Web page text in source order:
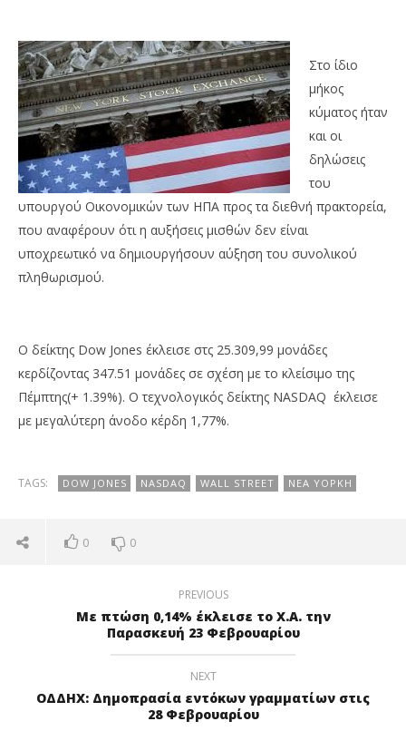
Online
Στο ίδιο
μήκος
κύματος ήταν
και οι
δηλώσεις
του
υπουργού Οικονομικών των ΗΠΑ προς τα διεθνή πρακτορεία,
που αναφέρουν ότι η αυξήσεις μισθών δεν είναι
υποχρεωτικό να δημιουργήσουν αύξηση του συνολικού
πληθωρισμού.
Ο δείκτης Dow Jones έκλεισε στς 25.309,99 μονάδες
κερδίζοντας 347.51 μονάδες σε σχέση με το κλείσιμο της
Πέμπτης(+ 1.39%). Ο τεχνολογικός δείκτης NASDAQ έκλεισε
με μεγαλύτερη άνοδο κέρδη 1,77%.
TAGS: DOW JONES NASDAQ WALL STREET ΝΈΑ ΥΌΡΚΗ
0 0
PREVIOUS
Με πτώση 0,14% έκλεισε το Χ.Α. την
Παρασκευή 23 Φεβρουαρίου
NEXT
ΟΔΔΗΧ: Δημοπρασία εντόκων γραμματίων στις
28 Φεβρουαρίου